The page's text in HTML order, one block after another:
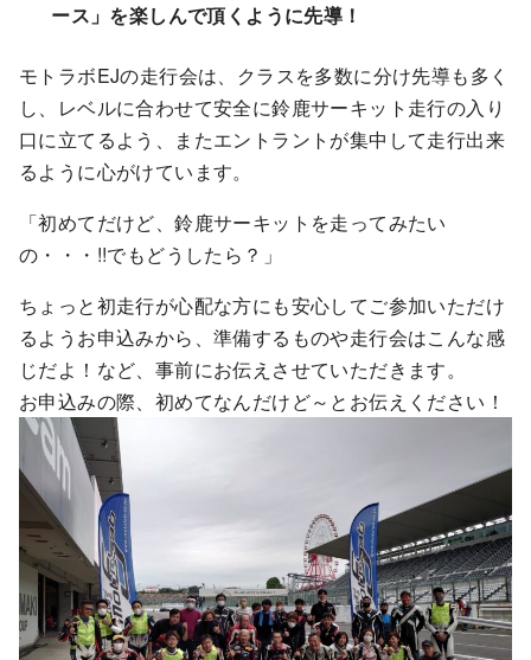
ース」を楽しんで頂くように先導！
モトラボEJの走行会は、クラスを多数に分け先導も多く
し、レベルに合わせて安全に鈴鹿サーキット走行の入り
口に立てるよう、またエントラントが集中して走行出来
るように心がけています。
「初めてだけど、鈴鹿サーキットを走ってみたい
の・・・!!でもどうしたら？」
ちょっと初走行が心配な方にも安心してご参加いただけ
るようお申込みから、準備するものや走行会はこんな感
じだよ！など、事前にお伝えさせていただきます。
お申込みの際、初めてなんだけど～とお伝えください！